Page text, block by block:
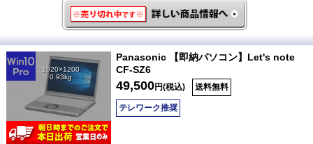
1920×1200
0.93kg
Panasonic 【即納パソコン】Let's note
CF-SZ6
49,500円(税込) 送料無料
テレワーク推奨